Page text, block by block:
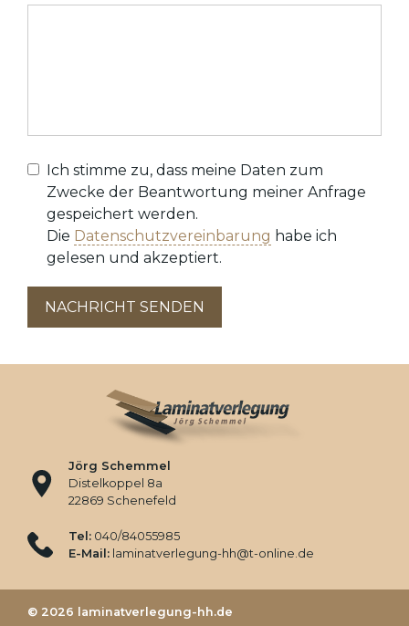
Ich stimme zu, dass meine Daten zum
Zwecke der Beantwortung meiner Anfrage
gespeichert werden.
Die Datenschutzvereinbarung habe ich
gelesen und akzeptiert.
NACHRICHT SENDEN
Jörg Schemmel
Distelkoppel 8a
22869 Schenefeld
Tel: 040/84055985
E-Mail: laminatverlegung-hh@t-online.de
© 2026 laminatverlegung-hh.de